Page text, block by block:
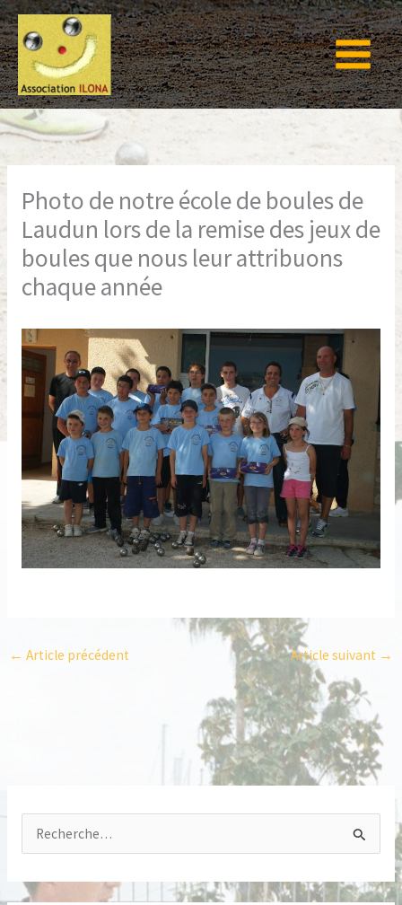
Aller
au
contenu
Photo de notre école de boules de
Laudun lors de la remise des jeux de
boules que nous leur attribuons
chaque année
← Article précédent Article suivant →
c